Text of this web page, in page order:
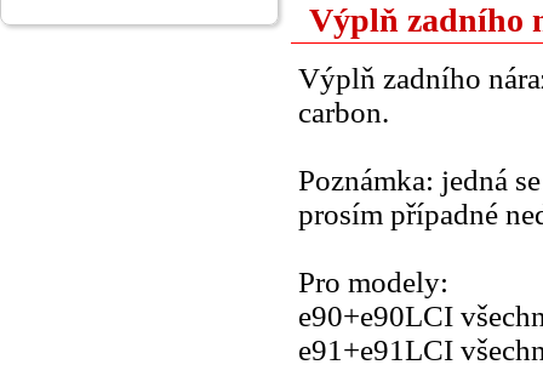
Výplň zadního
Výplň zadního
carbon.
Poznámka: jedná
prosím případné
Pro modely:
e90+e90LCI
e91+e91LCI